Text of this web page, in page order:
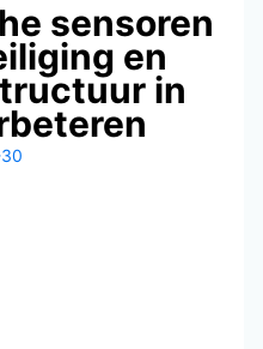
sensoren
en
in